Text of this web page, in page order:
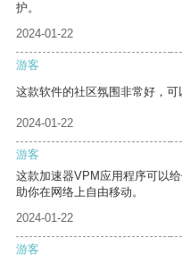
护。
2024-01-22
游客
这款软件的社区氛围非常好，可
2024-01-22
游客
这款加速器VPM应用程序可以
助你在网络上自由移动。
2024-01-22
游客